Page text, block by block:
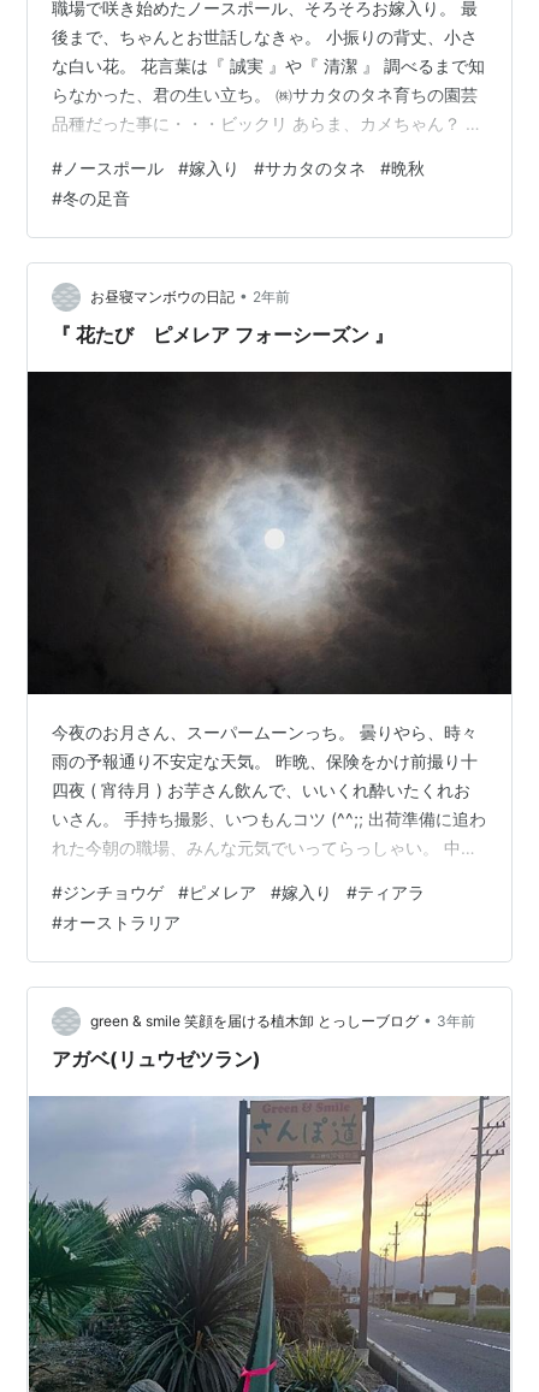
職場で咲き始めたノースポール、そろそろお嫁入り。 最
後まで、ちゃんとお世話しなきゃ。 小振りの背丈、小さ
な白い花。 花言葉は『 誠実 』や『 清潔 』 調べるまで知
らなかった、君の生い立ち。 ㈱サカタのタネ育ちの園芸
品種だった事に・・・ビックリ あらま、カメちゃん？ お
もう一つの花言葉『 冬の足音 』 暑かった夏がいきなり
晩秋、冬はすぐそこ。 気温の寒暖差などで、体調を壊し
がちな今日この頃。 乾燥や寒さに強い彼女を見習って、
どなた様もお体ご自愛ください。 明日も、穏やかでいい
一日になりますよう。
# ノースポール #嫁入り #サカタのタネ #晩秋
#冬の足音
お昼寝マンボウの日記 • 2年前
『 花たび ピメレア フォーシーズン 』
今夜のお月さん、スーパームーンっち。 曇りやら、時々
雨の予報通り不安定な天気。 昨晩、保険をかけ前撮り十
四夜 ( 宵待月 ) お芋さん飲んで、いいくれ酔いたくれお
いさん。 手持ち撮影、いつもんコツ (^^;; 出荷準備に追わ
れた今朝の職場、みんな元気でいってらっしゃい。 中で
ーストラリア原産・ジンチョウゲ科の四季咲き、別名ラ
イスフラワー。 淡い、ピンク色の花びらがまあるく。 ま
るでティアラのよう、お嫁入りにピッタリ。 花言葉は『
愛の芽生え 』、君の未来に幸あれ。
#ジンチョウゲ #ピメレア #嫁入り #ティアラ
#オーストラリア
green & smile 笑顔を届ける植木卸 とっしーブログ • 3年前
アガベ(リュウゼツラン)